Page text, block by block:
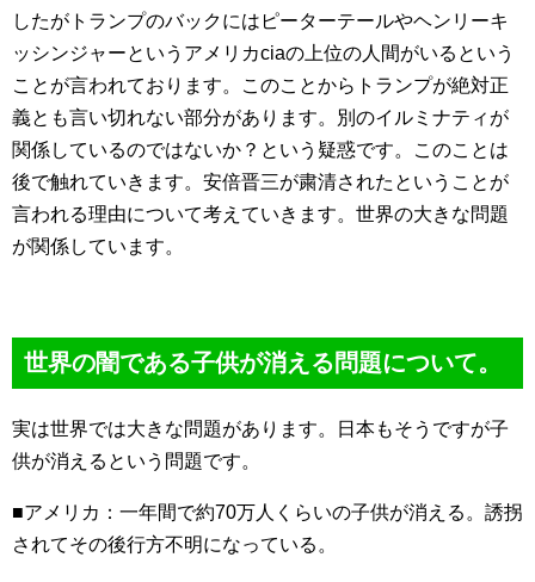
したがトランプのバックにはピーターテールやヘンリーキ
ッシンジャーというアメリカciaの上位の人間がいるという
ことが言われております。このことからトランプが絶対正
義とも言い切れない部分があります。別のイルミナティが
関係しているのではないか？という疑惑です。このことは
後で触れていきます。安倍晋三が粛清されたということが
言われる理由について考えていきます。世界の大きな問題
が関係しています。
世界の闇である子供が消える問題について。
実は世界では大きな問題があります。日本もそうですが子
供が消えるという問題です。
■アメリカ：一年間で約70万人くらいの子供が消える。誘拐
されてその後行方不明になっている。